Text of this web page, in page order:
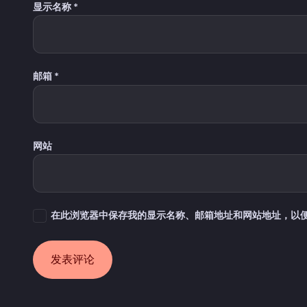
显示名称 *
邮箱 *
网站
在此浏览器中保存我的显示名称、邮箱地址和网站地址，以